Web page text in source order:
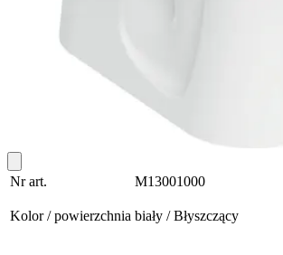
Nr art. M13001000
Kolor / powierzchnia biały / Błyszczący